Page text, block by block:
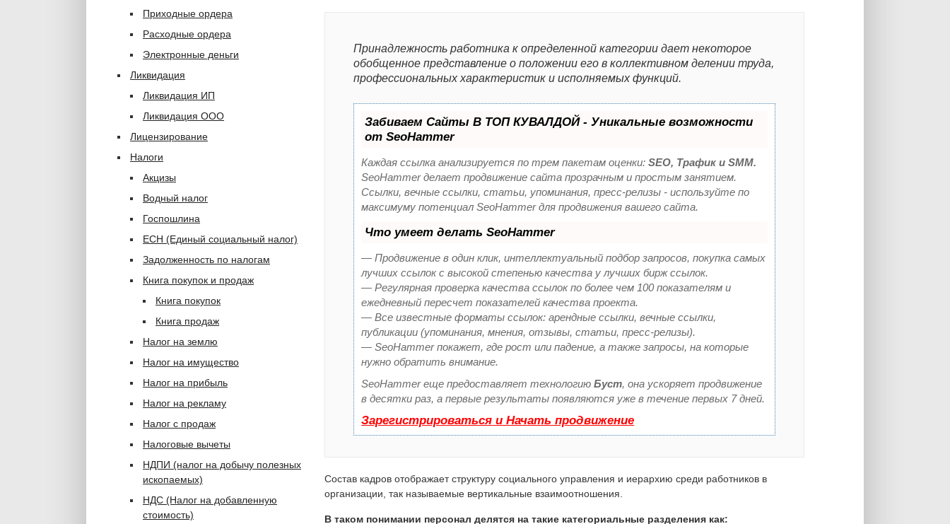
Принадлежность работника к определенной категории дает некоторое
обобщенное представление о положении его в коллективном делении труда,
профессиональных характеристик и исполняемых функций.
Забиваем Сайты В ТОП КУВАЛДОЙ - Уникальные возможности
от SeoHammer
Каждая ссылка анализируется по трем пакетам оценки:SEO, Трафик и SMM.
SeoHammer делает продвижение сайта прозрачным и простым занятием.
Ссылки, вечные ссылки, статьи, упоминания, пресс-релизы - используйте по
максимуму потенциал SeoHammer для продвижения вашего сайта.
Что умеет делать SeoHammer
— Продвижение в один клик, интеллектуальный подбор запросов, покупка самых
лучших ссылок с высокой степенью качества у лучших бирж ссылок.
— Регулярная проверка качества ссылок по более чем 100 показателям и
ежедневный пересчет показателей качества проекта.
— Все известные форматы ссылок: арендные ссылки, вечные ссылки,
публикации (упоминания, мнения, отзывы, статьи, пресс-релизы).
— SeoHammer покажет, где рост или падение, а также запросы, на которые
нужно обратить внимание.
SeoHammer еще предоставляет технологиюБуст, она ускоряет продвижение
в десятки раз, а первые результаты появляются уже в течение первых 7 дней.
Зарегистрироваться и Начать продвижение
Состав кадров отображает структуру социального управления и иерархию среди работников в
организации, так называемые вертикальные взаимоотношения.
В таком понимании персонал делятся на такие категориальные разделения как:
Приходные ордера
Расходные ордера
Электронные деньги
Ликвидация
Ликвидация ИП
Ликвидация ООО
Лицензирование
Налоги
Акцизы
Водный налог
Госпошлина
ЕСН (Единый социальный налог)
Задолженность по налогам
Книга покупок и продаж
Книга покупок
Книга продаж
Налог на землю
Налог на имущество
Налог на прибыль
Налог на рекламу
Налог с продаж
Налоговые вычеты
НДПИ (налог на добычу полезных
ископаемых)
НДС (Налог на добавленную
стоимость)